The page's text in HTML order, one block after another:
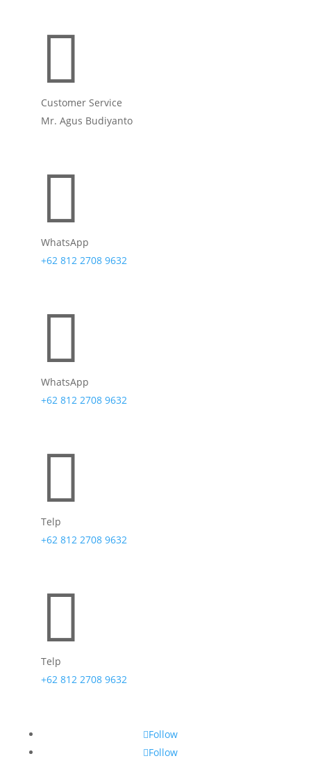

Customer Service
Mr. Agus Budiyanto

WhatsApp
+62 812 2708 9632

WhatsApp
+62 812 2708 9632

Telp
+62 812 2708 9632

Telp
+62 812 2708 9632
Follow
Follow